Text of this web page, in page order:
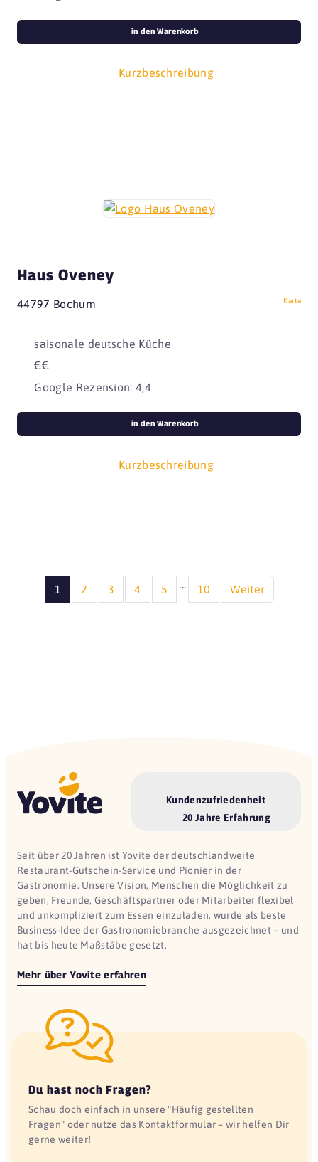
Kurzbeschreibung
in den Warenkorb
Haus Oveney
44797 Bochum Karte
saisonale deutsche Küche
€€
Google Rezension: 4,4
Kurzbeschreibung
in den Warenkorb
1 2 3 4 5 ... 10 Weiter
Kundenzufriedenheit
20 Jahre Erfahrung
Seit über 20 Jahren ist Yovite der deutschlandweite
Restaurant-Gutschein-Service und Pionier in der
Gastronomie. Unsere Vision, Menschen die Möglichkeit zu
geben, Freunde, Geschäftspartner oder Mitarbeiter flexibel
und unkompliziert zum Essen einzuladen, wurde als beste
Business-Idee der Gastronomiebranche ausgezeichnet – und
hat bis heute Maßstäbe gesetzt.
Mehr über Yovite erfahren
Du hast noch Fragen?
Schau doch einfach in unsere "Häufig gestellten
Fragen" oder nutze das Kontaktformular – wir helfen Dir
gerne weiter!